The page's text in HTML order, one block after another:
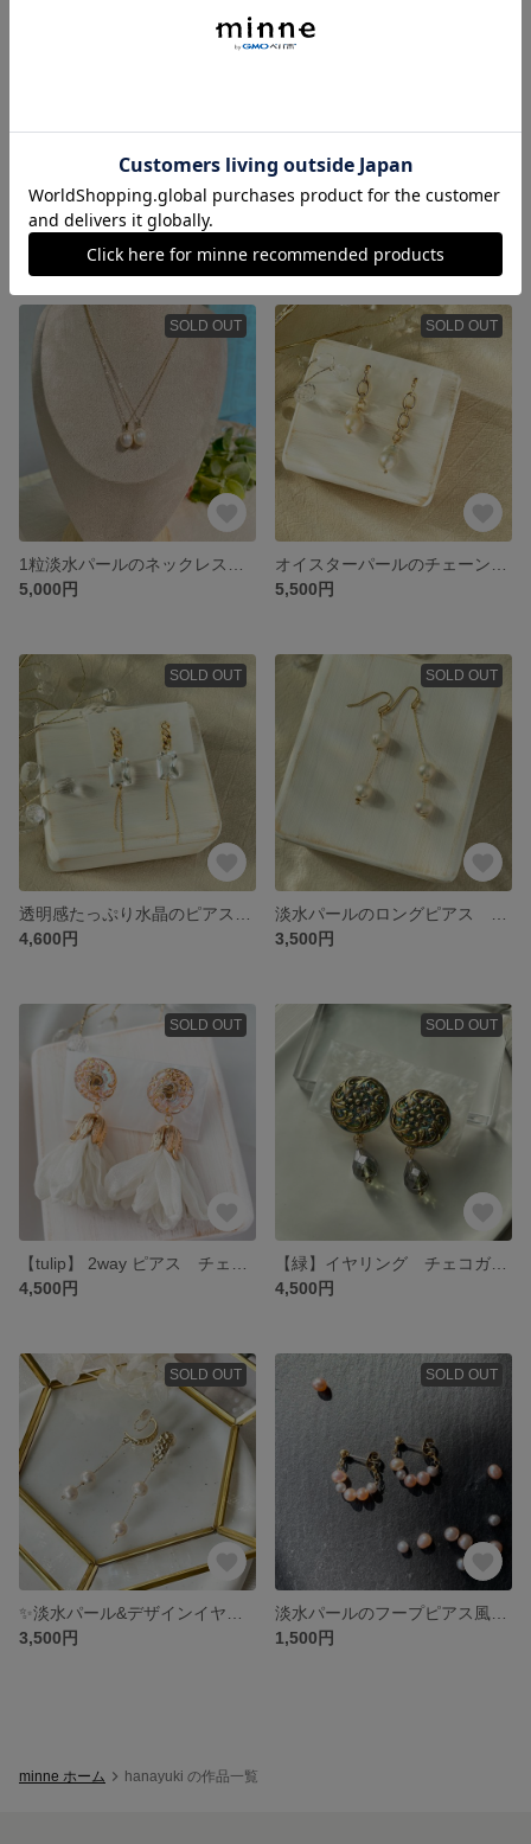
4,600円
SOLD OUT
5,000円
SOLD OUT
5,500円
SOLD OUT
4,600円
SOLD OUT
3,500円
SOLD OUT
4,500円
SOLD OUT
4,500円
SOLD OUT
3,500円
SOLD OUT
1,500円
minne ホーム hanayuki の作品一覧